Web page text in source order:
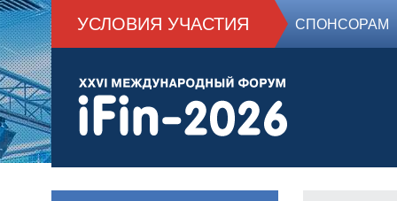
УСЛОВИЯ УЧАСТИЯ СПОНСОРАМ